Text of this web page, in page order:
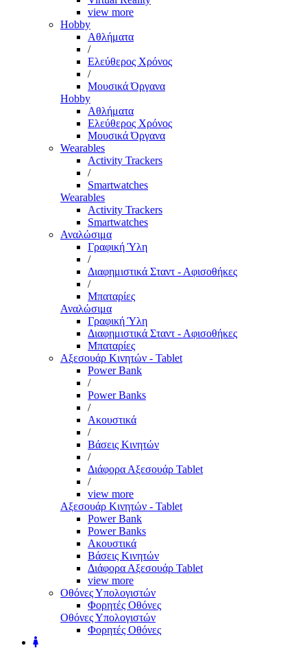
view more
Hobby
Αθλήματα
/
Ελεύθερος Χρόνος
/
Μουσικά Όργανα
Hobby
Αθλήματα
Ελεύθερος Χρόνος
Μουσικά Όργανα
Wearables
Activity Trackers
/
Smartwatches
Wearables
Activity Trackers
Smartwatches
Αναλώσιμα
Γραφική Ύλη
/
Διαφημιστικά Σταντ - Αφισοθήκες
/
Μπαταρίες
Αναλώσιμα
Γραφική Ύλη
Διαφημιστικά Σταντ - Αφισοθήκες
Μπαταρίες
Αξεσουάρ Κινητών - Tablet
Power Bank
/
Power Banks
/
Ακουστικά
/
Βάσεις Κινητών
/
Διάφορα Αξεσουάρ Tablet
/
view more
Αξεσουάρ Κινητών - Tablet
Power Bank
Power Banks
Ακουστικά
Βάσεις Κινητών
Διάφορα Αξεσουάρ Tablet
view more
Οθόνες Υπολογιστών
Φορητές Οθόνες
Οθόνες Υπολογιστών
Φορητές Οθόνες